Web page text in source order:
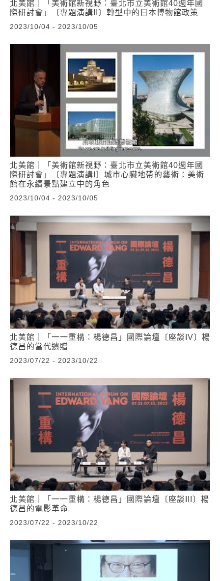
北美館｜「美術館新視野：臺北市立美術館40週年國
際研討會」〔專題演講II〕轉型中的日本博物館政策
2023/10/04 - 2023/10/05
北美館｜「美術館新視野：臺北市立美術館40週年國
際研討會」〔專題演講I〕城市心臟地帶的藝術：美術
館在永續景點建立中的角色
2023/10/04 - 2023/10/05
北美館｜「一一重構：楊德昌」國際論壇〔座談IV〕楊
德昌的當代遺贈
2023/07/22 - 2023/10/22
北美館｜「一一重構：楊德昌」國際論壇〔座談III〕楊
德昌的電影革命
2023/07/22 - 2023/10/22